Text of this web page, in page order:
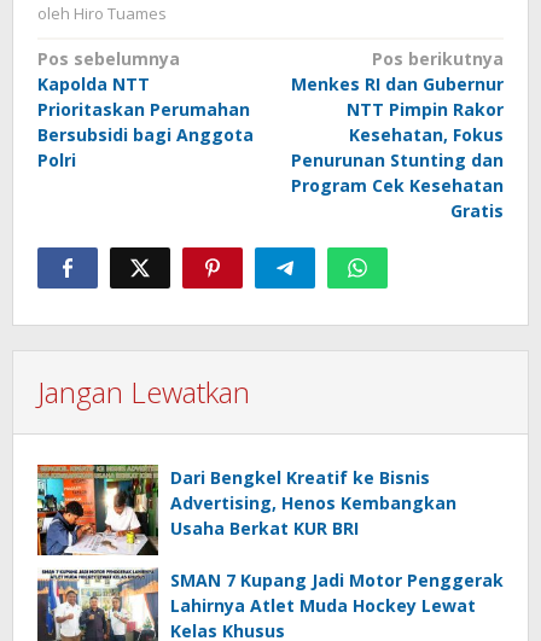
oleh Hiro Tuames
Navigasi
pos
Pos sebelumnya
Kapolda NTT
Prioritaskan Perumahan
Bersubsidi bagi Anggota
Polri
Pos berikutnya
Menkes RI dan Gubernur
NTT Pimpin Rakor
Kesehatan, Fokus
Penurunan Stunting dan
Program Cek Kesehatan
Gratis
Jangan Lewatkan
Dari Bengkel Kreatif ke Bisnis
Advertising, Henos Kembangkan
Usaha Berkat KUR BRI
SMAN 7 Kupang Jadi Motor Penggerak
Lahirnya Atlet Muda Hockey Lewat
Kelas Khusus